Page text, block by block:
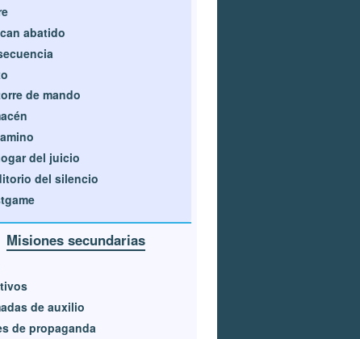
abatido
de mando
del juicio
del silencio
Misiones secundarias
de auxilio
de propaganda